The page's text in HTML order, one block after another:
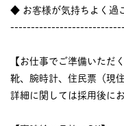
◆ お客様が気持ちよく過
【お仕事でご準備いただ
靴、腕時計、住民票（現
詳細に関しては採用後に